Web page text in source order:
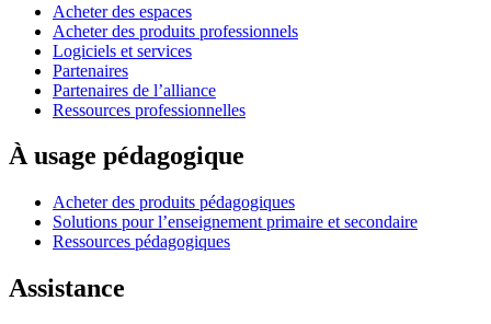
Acheter des espaces
Acheter des produits professionnels
Logiciels et services
Partenaires
Partenaires de l’alliance
Ressources professionnelles
À usage pédagogique
Acheter des produits pédagogiques
Solutions pour l’enseignement primaire et secondaire
Ressources pédagogiques
Assistance